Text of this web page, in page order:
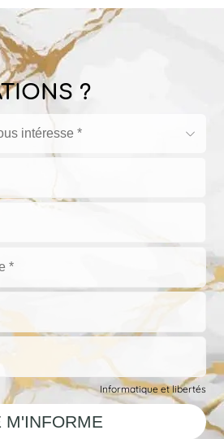
?
intéresse *
Informatique et libertés